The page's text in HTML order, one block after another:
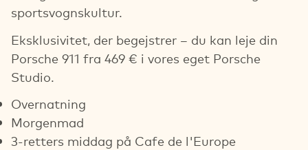
sportsvognskultur.
Eksklusivitet, der begejstrer – du kan leje din
Porsche 911 fra 469 € i vores eget Porsche
Studio.
Overnatning
Morgenmad
3-retters middag på Cafe de l'Europe